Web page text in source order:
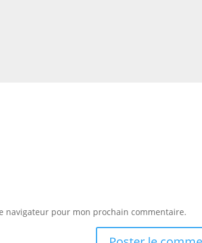
navigateur pour mon prochain commentaire.